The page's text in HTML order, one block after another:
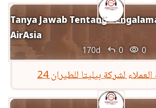
Tanya Jawab Tentang
AirAsia
170d  0  0
لشركة بيليتا للطيران 24